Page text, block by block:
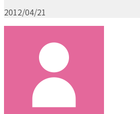
2012/04/21